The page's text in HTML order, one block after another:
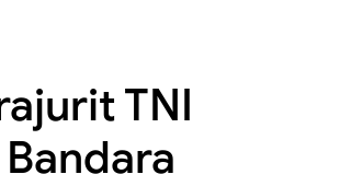
TNI